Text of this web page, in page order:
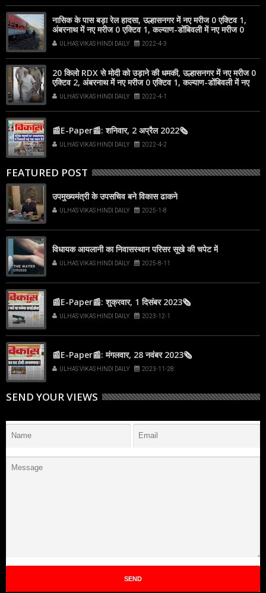
नासिक के पास बड़ा रेल हादसा, उल्हासनगर में नए मरीज 0 एक्टिव 1,
अंबरनाथ में नए मरीज 0 एक्टिव 1, कल्याण-डोंबिवली में नए मरीज 0
ULHAS VIKAS HINDI DAILY 2022-4-3
20 किलो RDX से मोदी को उड़ाने की धमकी, उल्हासनगर में नए मरीज 0
एक्टिव 2, अंबरनाथ में नए मरीज 0 एक्टिव 1, कल्याण-डोंबिवली में नए
मरीज 2ULHAS VIKAS HINDI DAILY 2022-4-1
📰E-Paper📰: शनिवार, 2 अप्रैल 2022🗞
ULHAS VIKAS HINDI DAILY 2022-4-2
FEATURED POST
उपमुख्यमंत्री के उपसचिव बने विकास ढाकने
ULHAS VIKAS HINDI DAILY 2025-1-8
विधायक आयलानी का निवासस्थान परिसर सूखे की चपेट में
ULHAS VIKAS HINDI DAILY 2025-8-11
📰E-Paper📰: शुक्रवार, 1 दिसंबर 2023🗞
ULHAS VIKAS HINDI DAILY 2023-12-1
📰E-Paper📰: मंगलवार, 28 नवंबर 2023🗞
ULHAS VIKAS HINDI DAILY 2023-11-28
SEND YOUR VIEWS